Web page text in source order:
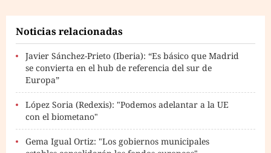
Noticias relacionadas
Javier Sánchez-Prieto (Iberia): “Es básico que Madrid
se convierta en el hub de referencia del sur de
Europa”
López Soria (Redexis): "Podemos adelantar a la UE
con el biometano"
Gema Igual Ortiz: "Los gobiernos municipales